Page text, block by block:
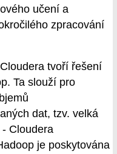
učení a
zpracování
tvoří řešení
Ta slouží pro
dat, tzv. velká
Cloudera
je poskytována